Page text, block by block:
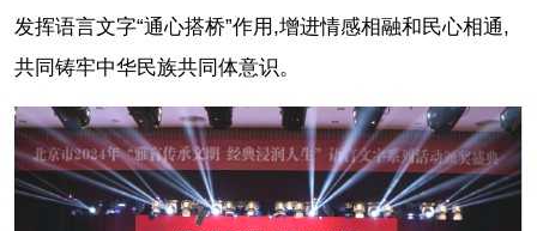
发挥语言文字“通心搭桥”作用,增进情感相融和民心相通,
共同铸牢中华民族共同体意识。